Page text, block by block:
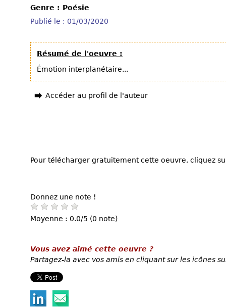
Genre : Poésie
Publié le : 01/03/2020
Résumé de l'oeuvre :
Émotion interplanétaire...
Accéder au profil de l'auteur
Pour télécharger gratuitement cette oeuvre, cliquez
Donnez une note !
Moyenne : 0.0/5 (0 note)
Vous avez aimé cette oeuvre ?
Partagez-la avec vos amis en cliquant sur les icônes